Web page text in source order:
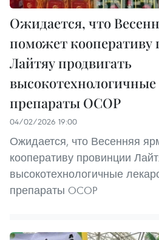
Ожидается, что
поможет
Лайтяу продвигать
препараты OCOP
04/02/2026 19:00
Ожидается, что Весенняя
кооперативу провинции
высокотехнологичные
препараты OCOP